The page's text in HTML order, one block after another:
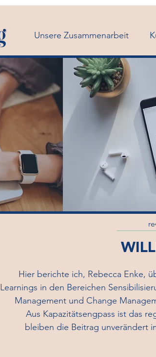
Unsere Zusammenarbeit
Hier berichte ich, Rebecca Enke,
Learnings in den Bereichen
Management und Change
Aus Kapazitätsengpass ist das
bleiben die Beitrag unverändert